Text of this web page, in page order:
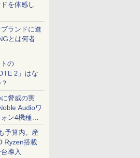
を体感し
ランドに進
とは何者
の
2」はな
脅威の実
Audioワ
ン4機種を
予算内。産
Ryzen搭載
導入